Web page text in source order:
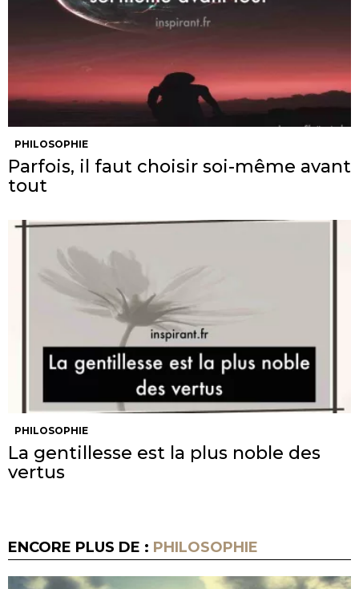
PHILOSOPHIE
Parfois, il faut choisir soi-même avant
tout
PHILOSOPHIE
La gentillesse est la plus noble des
vertus
ENCORE PLUS DE : PHILOSOPHIE